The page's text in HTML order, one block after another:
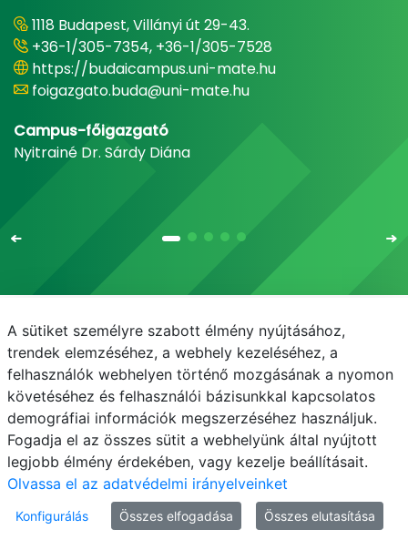
1118 Budapest, Villányi út 29-43.
+36-1/305-7354, +36-1/305-7528
https://budaicampus.uni-mate.hu
foigazgato.buda@uni-mate.hu
Campus-főigazgató
Nyitrainé Dr. Sárdy Diána
Email Telefonkönyv NEPTUN
E-learning
Médiaközpont
Informatikai Igazgatóság
Adatvédelem
© MATE 2021
A sütiket személyre szabott élmény nyújtásához,
trendek elemzéséhez, a webhely kezeléséhez, a
felhasználók webhelyen történő mozgásának a nyomon
követéséhez és felhasználói bázisunkkal kapcsolatos
demográfiai információk megszerzéséhez használjuk.
Fogadja el az összes sütit a webhelyünk által nyújtott
legjobb élmény érdekében, vagy kezelje beállításait.
Olvassa el az adatvédelmi irányelveinket
Konfigurálás Összes elfogadása Összes elutasítása